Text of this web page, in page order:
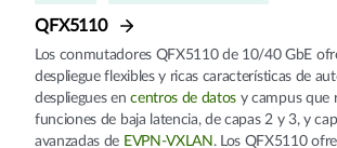
QFX5110
Los conmutadores QFX5110 de 10/40 GbE
despliegue flexibles y ricas características de
despliegues encentros de datos y campus que
funciones de baja latencia, de capas 2 y 3, y
avanzadas de EVPN-VXLAN . Los QFX5110